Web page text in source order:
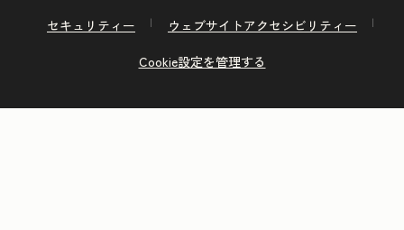
セキュリティー
ウェブサイトアクセシビリティー
Cookie設定を管理する